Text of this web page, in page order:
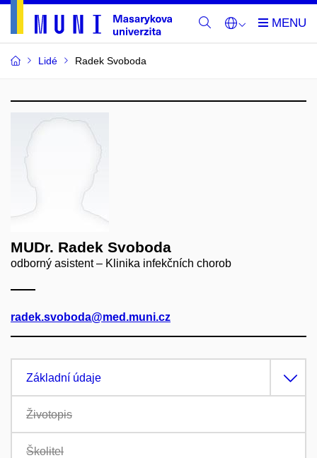
Lidé Radek Svoboda
MUDr. Radek Svoboda
odborný asistent – Klinika infekčních chorob
radek.svoboda@med.muni.cz
Základní údaje
Životopis
Školitel